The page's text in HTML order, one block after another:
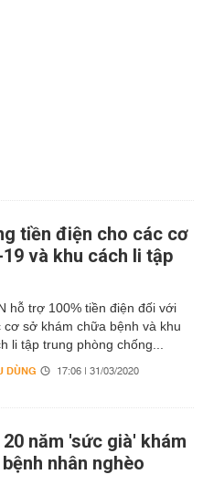
tiền điện cho các cơ
và khu cách li tập
hỗ trợ 100% tiền điện đối với
cơ sở khám chữa bệnh và khu
li tập trung phòng chống...
DÙNG 17:06 | 31/03/2020
năm 'sức già' khám
nhân nghèo